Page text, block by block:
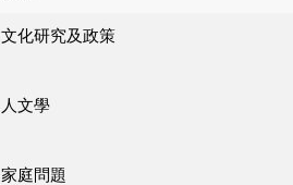
文化研究及政策
人文學
家庭問題